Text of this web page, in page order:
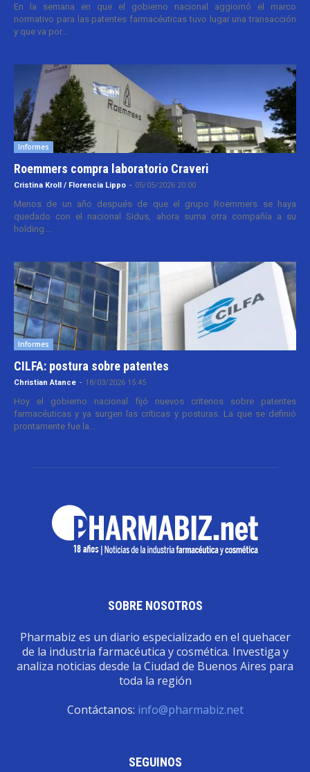
En la semana en que el gobierno nacional aggiornó el marco
normativo para las patentes farmacéuticas tuvo lugar una transacción
y que va por...
Informes
Roemmers compra laboratorio Craveri
Cristina Kroll / Florencia Lippo - 05/05/2026 20:00
Menos de un año después de que el grupo Roemmers se haya
quedado con el nacional Sidus, ahora suma otra compañía a su
holding....
Informes
CILFA: postura sobre patentes
Christian Atance - 18/03/2026 15:45
Hoy el gobierno nacional fijó nuevos criterios sobre patentes
farmacéuticas y ya surgen las críticas y posturas. La que se definió
prontamente fue la...
SOBRE NOSOTROS
Pharmabiz es un diario especializado en el quehacer
de la industria farmacéutica y cosmética. Investiga y
analiza noticias desde la Ciudad de Buenos Aires para
toda la región
Contáctanos: info@pharmabiz.net
SEGUINOS